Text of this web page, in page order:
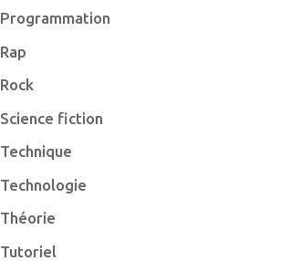
Programmation
Rap
Rock
Science fiction
Technique
Technologie
Théorie
Tutoriel